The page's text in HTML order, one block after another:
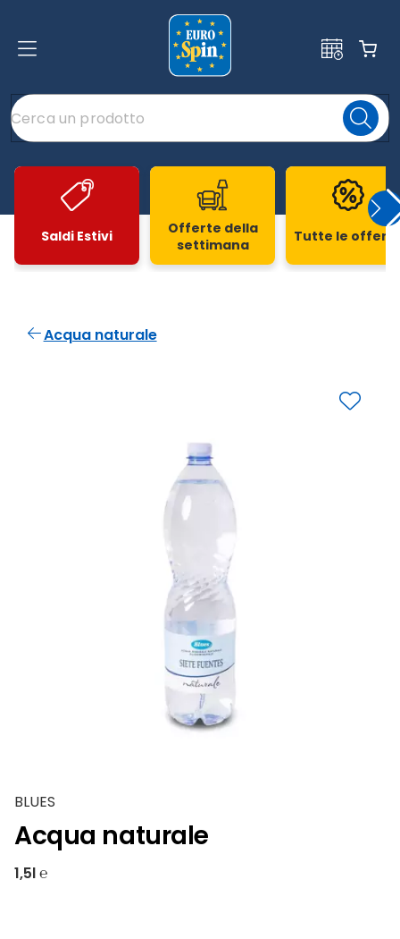
Saldi Estivi
Offerte della
settimana
Tutte le
Acqua naturale
BLUES
Acqua naturale
1,5l ℮